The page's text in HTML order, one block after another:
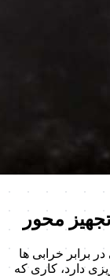
محور
برابر خرابی ها
دارد، کاری که